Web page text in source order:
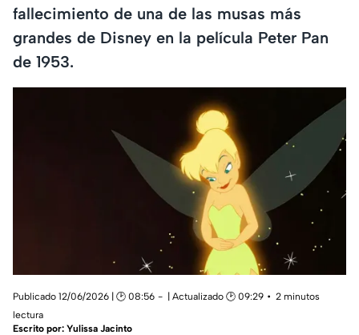
fallecimiento de una de las musas más
grandes de Disney en la película Peter Pan
de 1953.
Publicado 12/06/2026 | 🕑 08:56 | Actualizado 🕑 09:29
2 minutos
lectura
Escrito por: Yulissa Jacinto